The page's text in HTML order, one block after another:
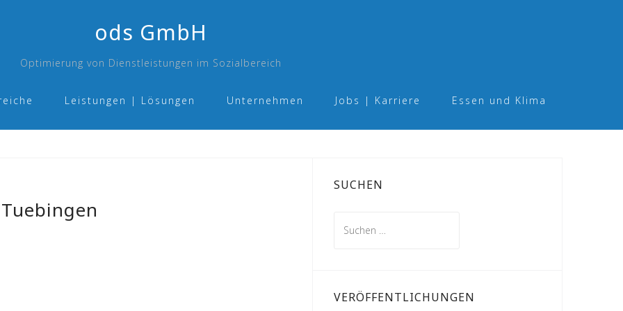
ods GmbH
Optimierung von Dienstleistungen im Sozialbereich
Leistungen | Lösungen Unternehmen Jobs | Karriere Essen und Klima
SUCHEN
nach:
VERÖFFENTLICHUNGEN